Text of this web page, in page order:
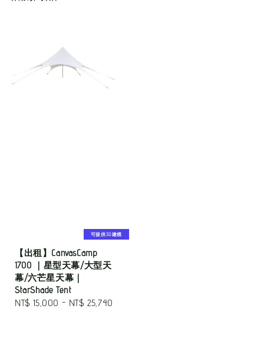
可提供3D建模
【出租】CanvasCamp
1700 ｜星型天幕/大型天
幕/六芒星天幕｜
StarShade Tent
Regular
NT$ 15,000 - NT$ 25,740